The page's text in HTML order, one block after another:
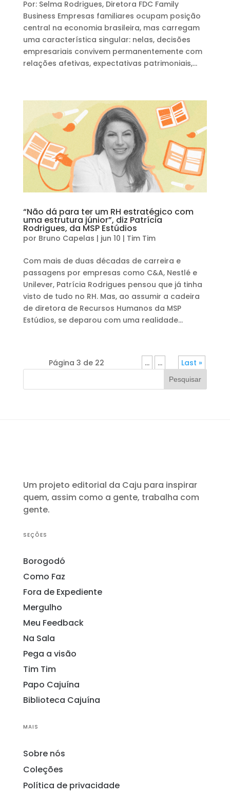
Por: Selma Rodrigues, Diretora FDC Family
Business Empresas familiares ocupam posição
central na economia brasileira, mas carregam
uma característica singular: nelas, decisões
empresariais convivem permanentemente com
relações afetivas, expectativas patrimoniais,...
“Não dá para ter um RH estratégico com
uma estrutura júnior”, diz Patrícia
Rodrigues, da MSP Estúdios
por Bruno Capelas | jun 10 | Tim Tim
Com mais de duas décadas de carreira e
passagens por empresas como C&A, Nestlé e
Unilever, Patrícia Rodrigues pensou que já tinha
visto de tudo no RH. Mas, ao assumir a cadeira
de diretora de Recursos Humanos da MSP
Estúdios, se deparou com uma realidade...
Página 3 de 22 ... ... Last »
Pesquisar
Um projeto editorial da Caju para inspirar
quem, assim como a gente, trabalha com
gente.
SEÇÕES
Borogodó
Como Faz
Fora de Expediente
Mergulho
Meu Feedback
Na Sala
Pega a visão
Tim Tim
Papo Cajuína
Biblioteca Cajuína
MAIS
Sobre nós
Coleções
Política de privacidade